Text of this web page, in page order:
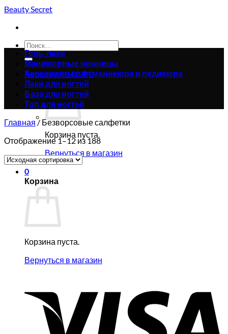
Skip
content
Beauty Secret
Искать:
Корзина /0.00₴0
Корзина пуста.
Вернуться в магазин
0
Корзина
Корзина пуста.
Вернуться в магазин
Гель-лаки
Маникюрные ножницы
Аксессуары для маникюра и педикюра
Лаки для ногтей
База для ногтей
Топ для ногтей
Главная / Безворсовые салфетки
Отображение 1–12 из 188